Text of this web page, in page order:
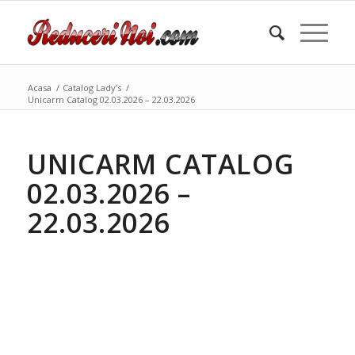
Acasa / Catalog Lady’s /
Unicarm Catalog 02.03.2026 – 22.03.2026
UNICARM CATALOG
02.03.2026 –
22.03.2026